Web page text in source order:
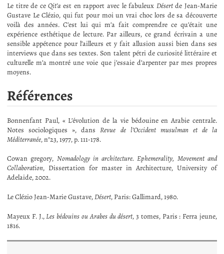
Le titre de ceQit’a est en rapport avec le fabuleux Désertde Jean-Marie
Gustave Le Clézio, qui fut pour moi un vrai choc lors de sa découverte
voilà des années. C’est lui qui m’a fait comprendre ce qu’était une
expérience esthétique de lecture. Par ailleurs, ce grand écrivain a une
sensible appétence pour l’ailleurs et y fait allusion aussi bien dans ses
interviews que dans ses textes. Son talent pétri de curiosité littéraire et
culturelle m’a montré une voie que j’essaie d’arpenter par mes propres
moyens.
Références
Bonnenfant Paul, « L’évolution de la vie bédouine en Arabie centrale.
Notes sociologiques », dansRevue de l’Occident musulman et de la
Méditerranée, n°23, 1977, p. 111-178.
Cowan gregory, Nomadology in architecture. Ephemerality, Movement and
Collaboration, Dissertation for master in Architecture, University of
Adelaide, 2002.
Le Clézio Jean-Marie Gustave,Désert, Paris: Gallimard, 1980.
Mayeux F. J.,Les bédouins ou Arabes du désert, 3 tomes, Paris : Ferra jeune,
1816.